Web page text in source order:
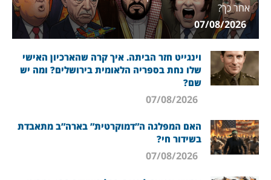
אחר כך?
07/08/2026
וינגייט חזר הביתה. איך קרה שהארכיון האישי
שלו נחת בספריה הלאומית בירושלים? ומה יש
שם?
האם המפלגה ה”דמוקרטית” בארה”ב מתאבדת
בשידור חי?